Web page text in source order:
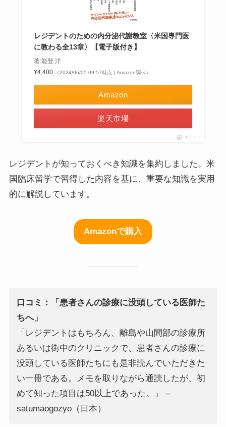
レジデントのための内分泌代謝教室〈米国専門医
に教わる全13章〉【電子版付き】
著:能登 洋
¥4,400
（2024/06/05 09:57時点 | Amazon調べ）
Amazon
楽天市場
ポチップ
レジデントが知っておくべき知識を集約しました。米
国臨床留学で習得した内容を基に、重要な知識を実用
的に解説しています。
Amazonで購入
口コミ：「患者さんの診療に没頭している医師た
ちへ」
「レジデントはもちろん、離島や山間部の診療所
あるいは街中のクリニックで、患者さんの診療に
没頭している医師たちにも是非読んでいただきた
い一冊である。メモを取りながら通読したが、初
めて知った項目は50以上であった。」 –
satumaogozyo（日本）